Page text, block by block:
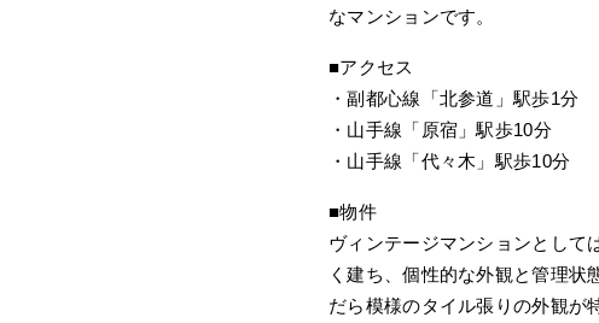
なマンションです。
■アクセス
・副都心線「北参道」駅歩1分
・山手線「原宿」駅歩10分
・山手線「代々木」駅歩10分
■物件
ヴィンテージマンションとして
く建ち、個性的な外観と管理状
だら模様のタイル張りの外観が